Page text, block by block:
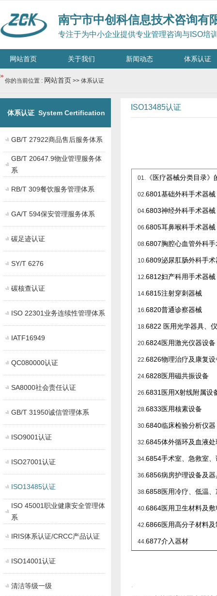
南宁市中创科信息技术咨询有
专注于为中小企业提供专业管理咨询与ISO培
网站首页 关于我们 新闻动态 体系认证
你的当前位置 : 网站首页 >> 体系认证
体系认证 System Certification
GB/T 27922商品售后服务体系
GB/T 20647.9物业管理服务体
系
RB/T 309餐饮服务管理体系
GA/T 594保安管理服务体系
碳足迹认证
SY/T 6276
碳核查认证
ISO 22301业务连续性管理体系
IATF16949
QC080000认证
SA8000社会责任认证
GB/T 31950诚信管理体系
ISO9001认证
ISO27001认证
ISO13485认证
ISO 45001职业健康安全管理体
系
IRIS体系认证/CRCC产品认证
ISO14001认证
清洁等级一级
ISO13485认证
01. 《医疗器械分类目录》
02.6801基础外科手术器械
04.6803神经外科手术器械
06.6805耳鼻喉科手术器械
08.6807胸腔心血管外科
10.6809泌尿肛肠外科手术
12.6812妇产科用手术器械
14.6815注射穿刺器械
16.6820普通诊察器械
18.6822 医用光学器具、
20.6824医用激光仪器设备
22.6826物理治疗及康复设
24.6828医用磁共振设备
26.6831 医用X射线附属设
28.6833医用核素设备
30.6840临床检验分析仪器
32.6845体外循环及血液处
34.6854手术室、急救室
36.6856病房护理设备及器
38.6858医用冷疗、低温
40.6864医用卫生材料及敷
42.6866医用高分子材料及
44.6877介入器材